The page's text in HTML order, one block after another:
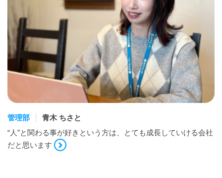
管理部
青木 ちさと
“人”と関わる事が好きという方は、とても成長していける会社
だと思います